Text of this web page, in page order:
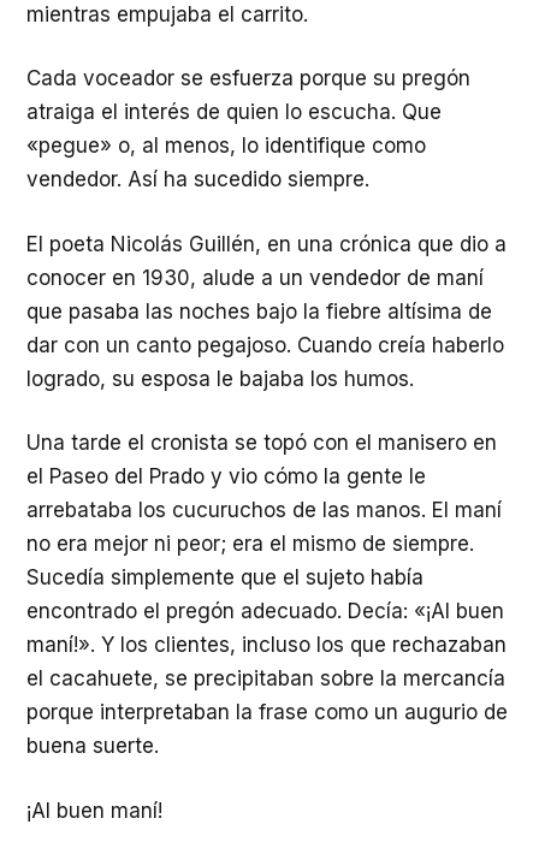
mientras empujaba el carrito.
Cada voceador se esfuerza porque su pregón
atraiga el interés de quien lo escucha. Que
«pegue» o, al menos, lo identifique como
vendedor. Así ha sucedido siempre.
El poeta Nicolás Guillén, en una crónica que dio a
conocer en 1930, alude a un vendedor de maní
que pasaba las noches bajo la fiebre altísima de
dar con un canto pegajoso. Cuando creía haberlo
logrado, su esposa le bajaba los humos.
Una tarde el cronista se topó con el manisero en
el Paseo del Prado y vio cómo la gente le
arrebataba los cucuruchos de las manos. El maní
no era mejor ni peor; era el mismo de siempre.
Sucedía simplemente que el sujeto había
encontrado el pregón adecuado. Decía: «¡Al buen
maní!». Y los clientes, incluso los que rechazaban
el cacahuete, se precipitaban sobre la mercancía
porque interpretaban la frase como un augurio de
buena suerte.
¡Al buen maní!